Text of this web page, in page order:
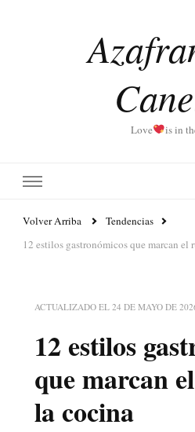
Love is in
Volver Arriba
Tendencias
12 estilos gastronómicos que marcan el
ACTUALIZADO EL 24 DE MAYO DE
12 estilos
que marcan
la cocina